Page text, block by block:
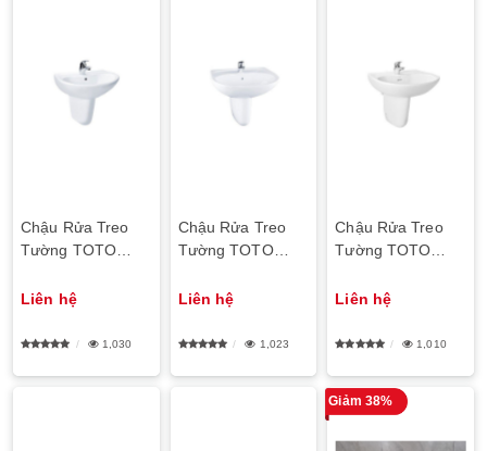
Chậu Rửa Treo
Tường TOTO
Liên hệ
1,030
Chậu Rửa Treo
Tường TOTO
Liên hệ
1,023
Chậu Rửa Treo
Tường TOTO
Liên hệ
1,010
Giảm 38%